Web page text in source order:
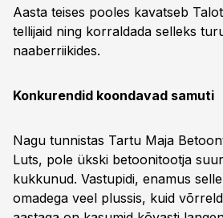
Aasta teises pooles kavatseb
tellijaid ning korraldada selleks
naaberriikides.
Konkurendid koondavad samuti
Nagu tunnistas Tartu Maja
Luts, pole ükski betoonitootja
kukkunud. Vastupidi, enamus
omadega veel plussis, kuid